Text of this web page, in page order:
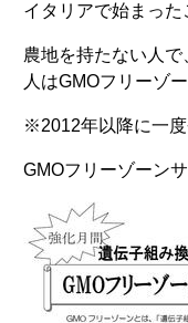
イタリアで始まった
農地を持たない人
人はGMOフリーゾ
※2012年以降に一度
GMOフリーゾーン